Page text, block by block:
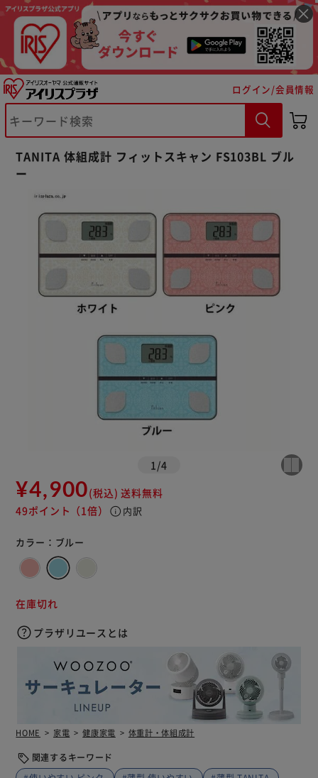
ログイン/会員情報
TANITA 体組成計 フィットスキャン FS103BL ブル
ー
1 /4
¥4,900(税込) 送料無料
49ポイント （1倍） info 内訳
カラー： ブルー
在庫切れ
プラザリユースとは
HOME 家電 健康家電 体重計・体組成計
関連するキーワード
※ご確認ください